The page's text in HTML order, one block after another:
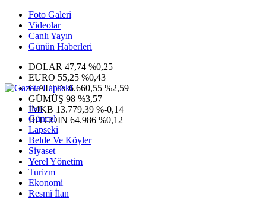
Foto Galeri
Videolar
Canlı Yayın
Günün Haberleri
DOLAR 47,74 %0,25
EURO 55,25 %0,43
G.ALTIN6.660,55 %2,59
GÜMÜŞ 98 %3,57
IMKB 13.779,39 %-0,14
BITCOIN 64.986 %0,12
İlan
Güncel
Lapseki
Belde Ve Köyler
Siyaset
Yerel Yönetim
Turizm
Ekonomi
Resmî İlan